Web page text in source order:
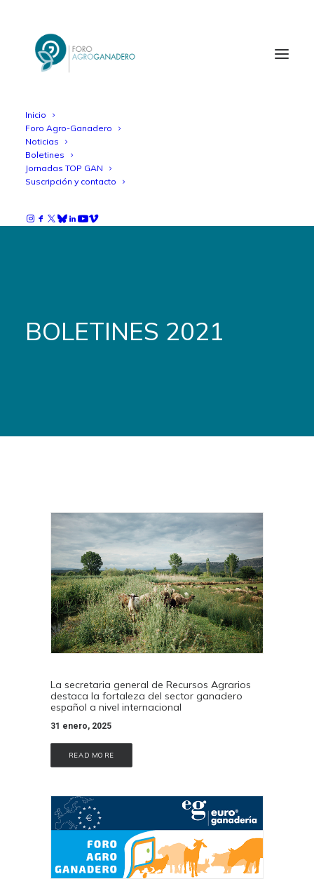
Inicio
Foro Agro-Ganadero
Noticias
Boletines
Jornadas TOP GAN
Suscripción y contacto
BOLETINES 2021
La secretaria general de Recursos Agrarios
destaca la fortaleza del sector ganadero
español a nivel internacional
31 enero, 2025
READ MORE